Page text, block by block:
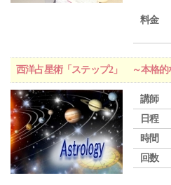
料金
西洋占星術「ステップ2」 ～本格的
講師
日程
時間
回数